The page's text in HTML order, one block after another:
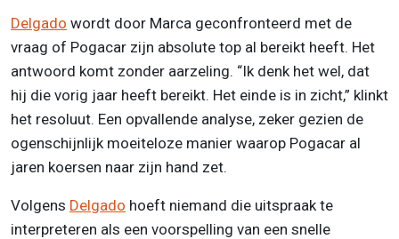
Delgado wordt door Marca geconfronteerd met de
vraag of Pogacar zijn absolute top al bereikt heeft. Het
antwoord komt zonder aarzeling. “Ik denk het wel, dat
hij die vorig jaar heeft bereikt. Het einde is in zicht,” klinkt
het resoluut. Een opvallende analyse, zeker gezien de
ogenschijnlijk moeiteloze manier waarop Pogacar al
jaren koersen naar zijn hand zet.
Volgens Delgado hoeft niemand die uitspraak te
interpreteren als een voorspelling van een snelle